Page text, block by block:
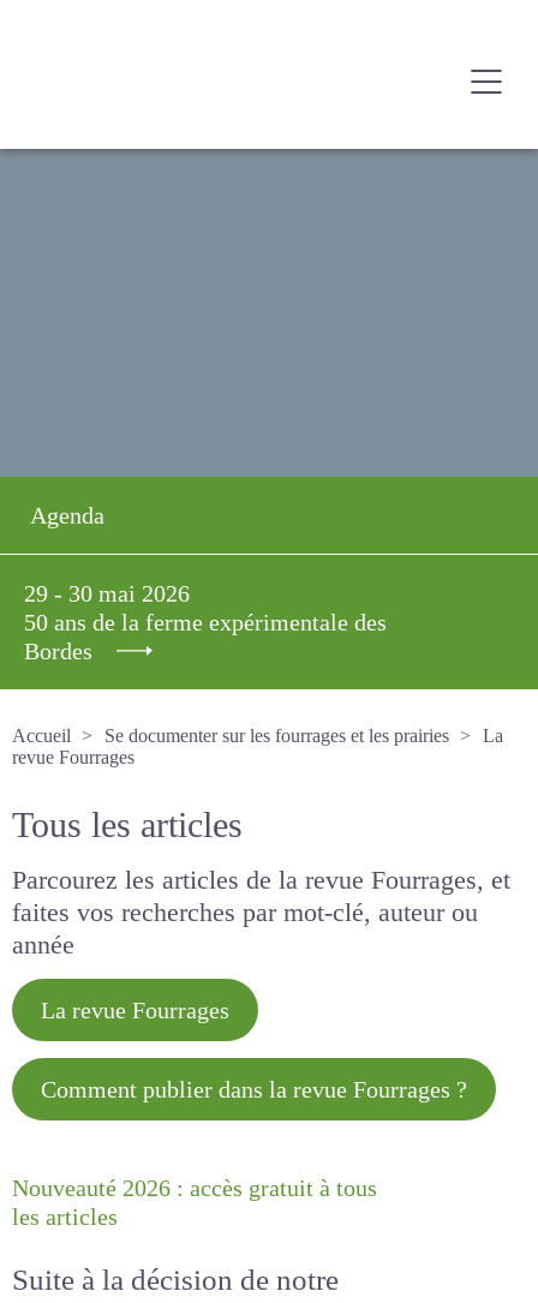
Agenda
29 - 30 mai 2026
50 ans de la ferme expérimentale des
Bordes
Accueil
Se documenter sur les fourrages et les prairies
La revue Fourrages
Tous les articles
Parcourez les articles de la revue Fourrages, et
faites vos recherches par mot-clé, auteur ou
année
La revue Fourrages
Comment publier dans la revue
Nouveauté 2026 : accès gratuit à